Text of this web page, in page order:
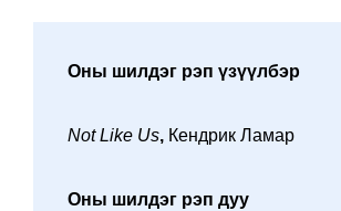
Оны шилдэг рэп үзүүлбэр
Not Like Us, Кендрик Ламар
Оны шилдэг рэп дуу